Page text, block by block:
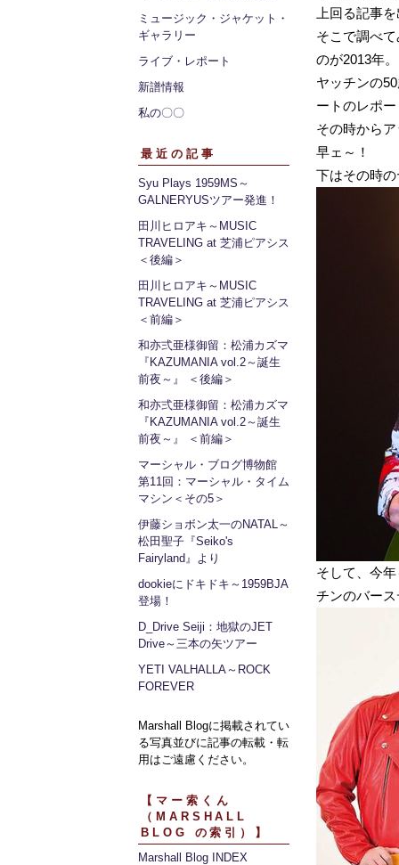
ミュージック・ジャケット・
ギャラリー
ライブ・レポート
新譜情報
私の〇〇
最近の記事
Syu Plays 1959MS～
GALNERYUSツアー発進！
田川ヒロアキ～MUSIC
TRAVELING at 芝浦ピアシス
＜後編＞
田川ヒロアキ～MUSIC
TRAVELING at 芝浦ピアシス
＜前編＞
和亦弍亜様御留：松浦カズマ
『KAZUMANIA vol.2～誕生
前夜～』 ＜後編＞
和亦弍亜様御留：松浦カズマ
『KAZUMANIA vol.2～誕生
前夜～』 ＜前編＞
マーシャル・ブログ博物館
第11回：マーシャル・タイム
マシン＜その5＞
伊藤ショボン太一のNATAL～
松田聖子『Seiko's
Fairyland』より
dookieにドキドキ～1959BJA
登場！
D_Drive Seiji：地獄のJET
Drive～三本の矢ツアー
YETI VALHALLA～ROCK
FOREVER
Marshall Blogに掲載されてい
る写真並びに記事の転載・転
用はご遠慮ください。
【マー索くん
（MARSHALL
BLOG の索引）】
Marshall Blog INDEX
上回る記事
そこで調べ
のが2013年。
ヤッチンの
ートのレポ
その時から
早ェ～！
下はその時
そして、今
チンのバー